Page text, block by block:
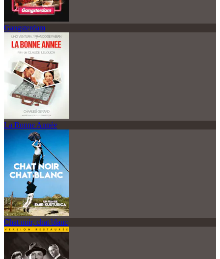
Gangsterdam
La Bonne Année
Chat noir, chat blanc